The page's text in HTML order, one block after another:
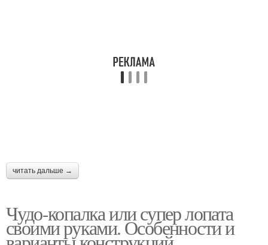
читать дальше →
Чудо-копалка или супер лопата
своими руками. Особенности и